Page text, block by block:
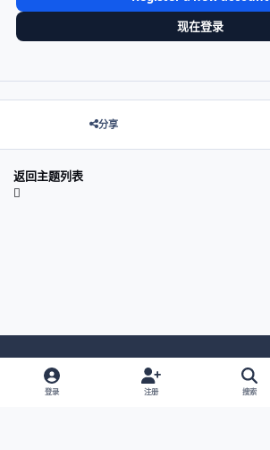
现在登录
分享
返回主题列表
Light ModeDark ModeSystem Preference
登录 注册 搜索